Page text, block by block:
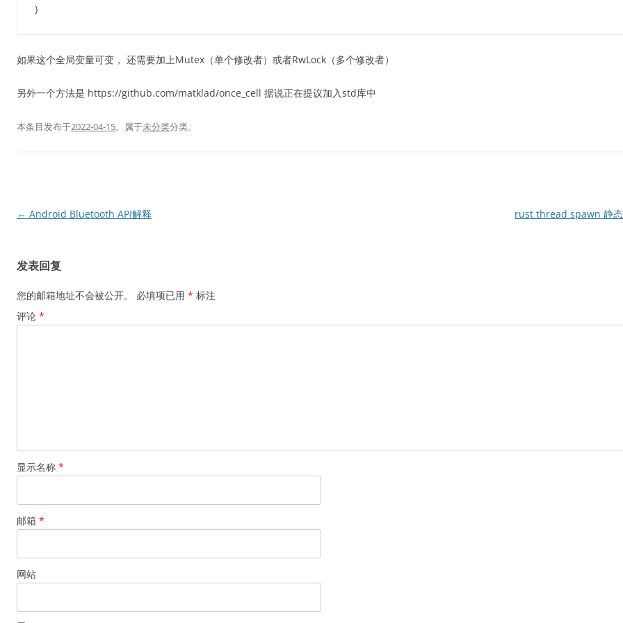
如果这个全局变量可变， 还需要加上Mutex（单个修改者）或者RwLock（多个修改者）
另外一个方法是 https://github.com/matklad/once_cell 据说正在提议加入std库中
本条目发布于2022-04-15。属于未分类分类。
文
航
← Android Bluetooth API解释 rust thread spawn 静
发表回复
您的邮箱地址不会被公开。 必填项已用 * 标注
评论 *
显示名称 *
邮箱 *
网站